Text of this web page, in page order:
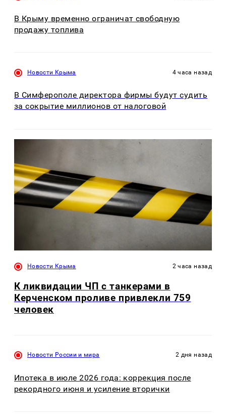
В Крыму временно ограничат свободную
продажу топлива
Новости Крыма 4 часа назад
В Симферополе директора фирмы будут судить
за сокрытие миллионов от налоговой
Новости Крыма 2 часа назад
К ликвидации ЧП с танкерами в
Керченском проливе привлекли 759
человек
Новости России и мира 2 дня назад
Ипотека в июле 2026 года: коррекция после
рекордного июня и усиление вторички